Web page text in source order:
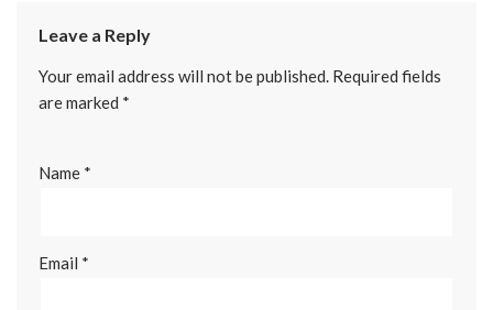
Leave a Reply
Your email address will not be published. Required fields
are marked *
Name *
Email *